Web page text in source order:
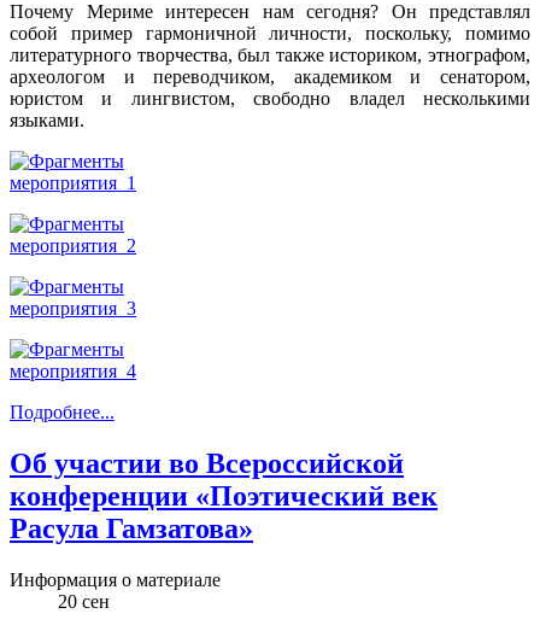
Почему Мериме интересен нам сегодня? Он представлял
собой пример гармоничной личности, поскольку, помимо
литературного творчества, был также историком, этнографом,
археологом и переводчиком, академиком и сенатором,
юристом и лингвистом, свободно владел несколькими
языками.
Подробнее...
Об участии во Всероссийской
конференции «Поэтический век
Расула Гамзатова»
Информация о материале
20 сен